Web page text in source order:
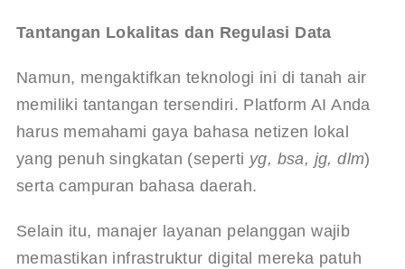
Tantangan Lokalitas dan Regulasi Data
Namun, mengaktifkan teknologi ini di tanah air
memiliki tantangan tersendiri. Platform AI Anda
harus memahami gaya bahasa netizen lokal
yang penuh singkatan (seperti yg, bsa, jg, dlm)
serta campuran bahasa daerah.
Selain itu, manajer layanan pelanggan wajib
memastikan infrastruktur digital mereka patuh